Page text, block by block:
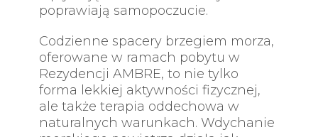
poprawiają samopoczucie.
Codzienne spacery brzegiem morza,
oferowane w ramach pobytu w
Rezydencji AMBRE, to nie tylko
forma lekkiej aktywności fizycznej,
ale także terapia oddechowa w
naturalnych warunkach. Wdychanie